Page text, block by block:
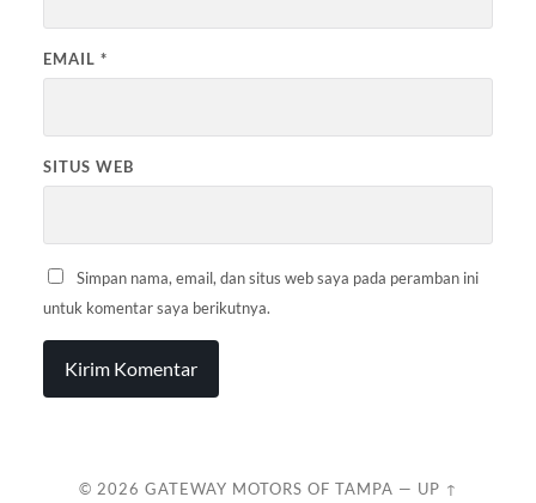
EMAIL *
SITUS WEB
Simpan nama, email, dan situs web saya pada peramban ini
untuk komentar saya berikutnya.
© 2026 GATEWAY MOTORS OF TAMPA — UP ↑